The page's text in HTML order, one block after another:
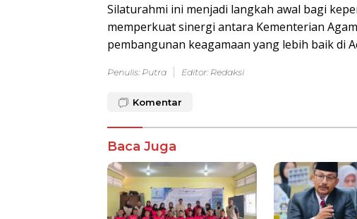
Silaturahmi ini menjadi langkah awal bagi
memperkuat sinergi antara Kementerian
pembangunan keagamaan yang lebih baik di
Penulis: Putra Editor: Redaksi
Komentar
Baca Juga